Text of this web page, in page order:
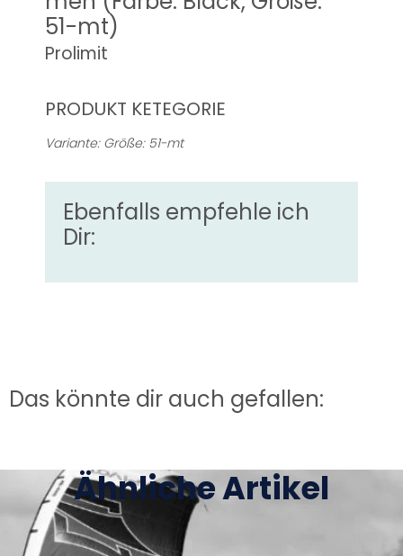
51-mt)
Prolimit
PRODUKT KETEGORIE
Variante: Größe: 51-mt
Ebenfalls empfehle ich
Dir:
Das könnte dir auch gefallen:
Ähnliche Artikel